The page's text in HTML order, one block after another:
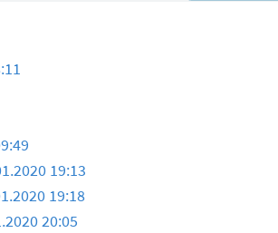
19:13
19:18
20:05